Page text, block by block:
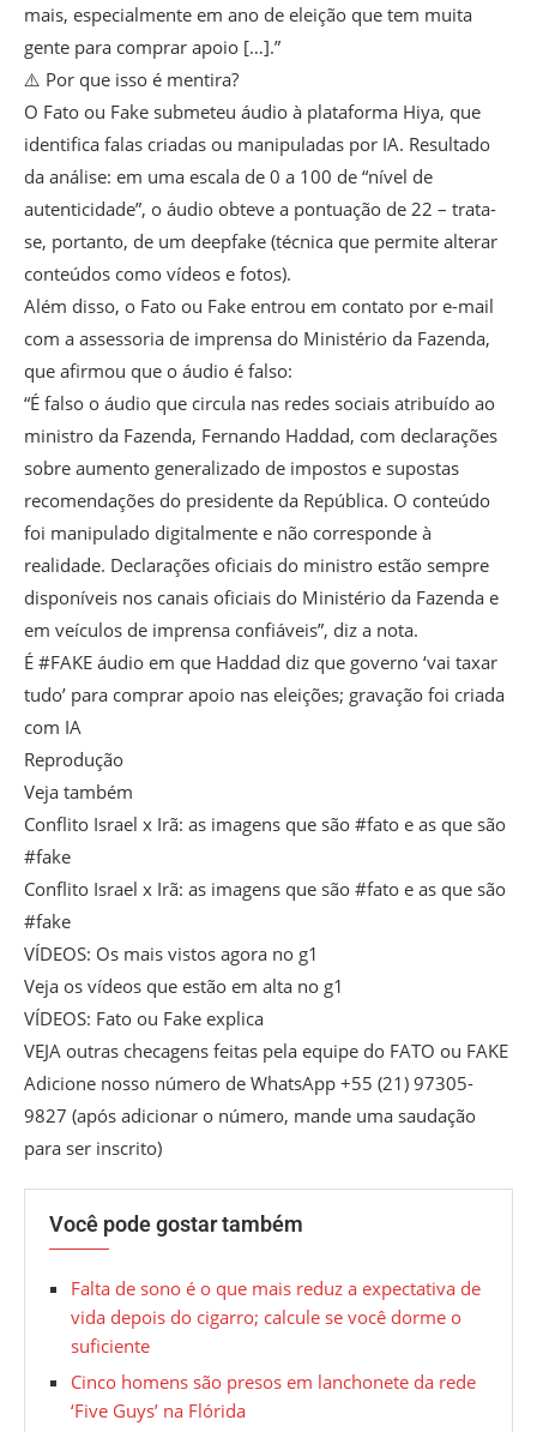
mais, especialmente em ano de eleição que tem muita
gente para comprar apoio […].”
⚠️ Por que isso é mentira?
O Fato ou Fake submeteu áudio à plataforma Hiya, que
identifica falas criadas ou manipuladas por IA. Resultado
da análise: em uma escala de 0 a 100 de “nível de
autenticidade”, o áudio obteve a pontuação de 22 – trata-
se, portanto, de um deepfake (técnica que permite alterar
conteúdos como vídeos e fotos).
Além disso, o Fato ou Fake entrou em contato por e-mail
com a assessoria de imprensa do Ministério da Fazenda,
que afirmou que o áudio é falso:
“É falso o áudio que circula nas redes sociais atribuído ao
ministro da Fazenda, Fernando Haddad, com declarações
sobre aumento generalizado de impostos e supostas
recomendações do presidente da República. O conteúdo
foi manipulado digitalmente e não corresponde à
realidade. Declarações oficiais do ministro estão sempre
disponíveis nos canais oficiais do Ministério da Fazenda e
em veículos de imprensa confiáveis”, diz a nota.
É #FAKE áudio em que Haddad diz que governo ‘vai taxar
tudo’ para comprar apoio nas eleições; gravação foi criada
com IA
Reprodução
Veja também
Conflito Israel x Irã: as imagens que são #fato e as que são
#fake
Conflito Israel x Irã: as imagens que são #fato e as que são
#fake
VÍDEOS: Os mais vistos agora no g1
Veja os vídeos que estão em alta no g1
VÍDEOS: Fato ou Fake explica
VEJA outras checagens feitas pela equipe do FATO ou FAKE
Adicione nosso número de WhatsApp +55 (21) 97305-
9827 (após adicionar o número, mande uma saudação
para ser inscrito)
Você pode gostar também
Falta de sono é o que mais reduz a expectativa de
vida depois do cigarro; calcule se você dorme o
suficiente
Cinco homens são presos em lanchonete da rede
‘Five Guys’ na Flórida